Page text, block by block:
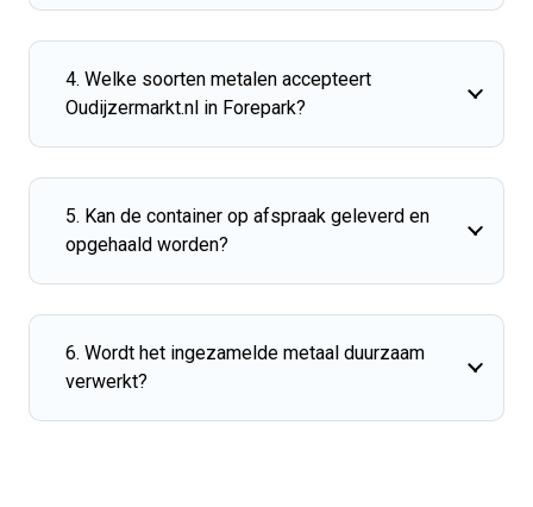
4. Welke soorten metalen accepteert
Oudijzermarkt.nl in Forepark?
5. Kan de container op afspraak geleverd en
opgehaald worden?
6. Wordt het ingezamelde metaal duurzaam
verwerkt?